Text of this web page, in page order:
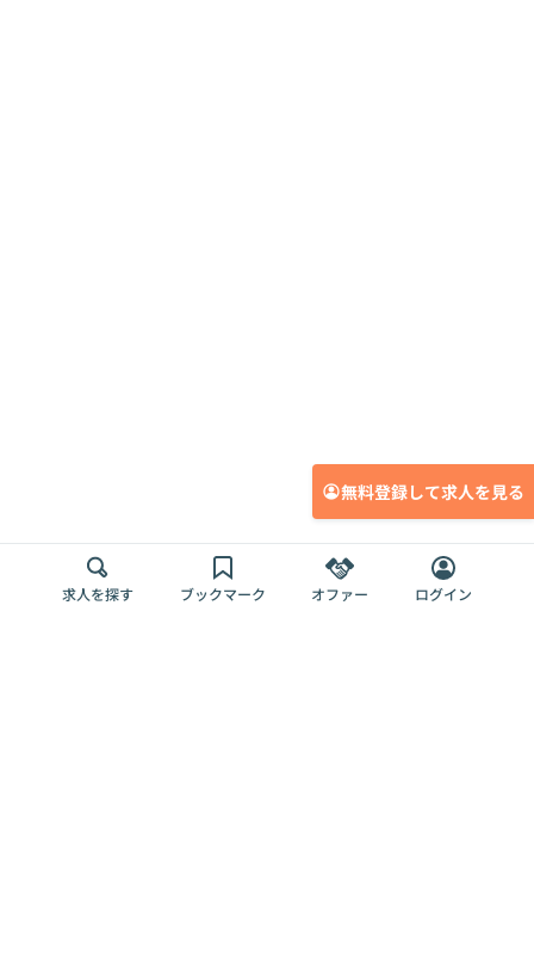
無料登録して求人を見る
求人を探す ブックマーク オファー ログイン